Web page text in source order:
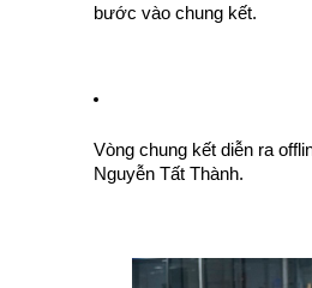
bước vào chung kết.
Vòng chung kết diễn ra
Nguyễn Tất Thành.